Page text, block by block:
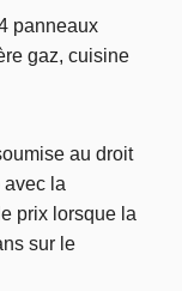
panneaux
gaz, cuisine
au droit
avec la
prix lorsque la
sur le